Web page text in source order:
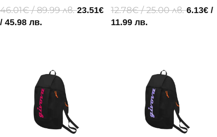
46.01€/ 89.99 лв.23.51€
/ 45.98 лв.
12.78€/ 25.00 лв.6.13€ /
11.99 лв.